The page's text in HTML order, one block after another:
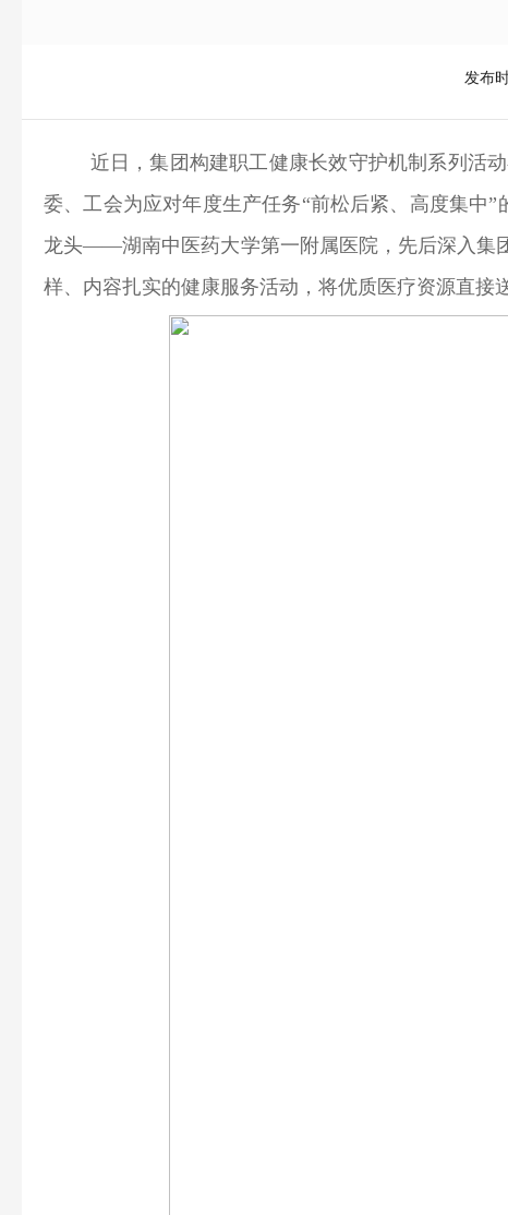
发布
近日，集团构建职工健康长效守护机制系列活
委、工会为应对年度生产任务“前松后紧、高度集中
龙头——湖南中医药大学第一附属医院，先后深入集
样、内容扎实的健康服务活动，将优质医疗资源直接